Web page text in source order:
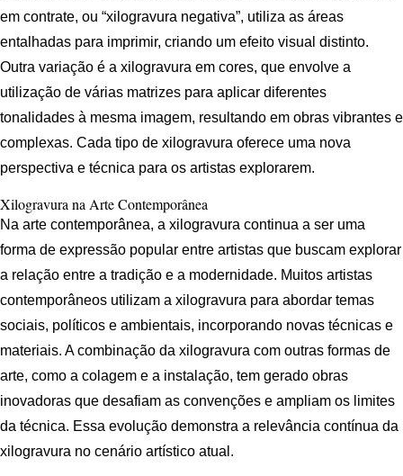
em contrate, ou “xilogravura negativa”, utiliza as áreas
entalhadas para imprimir, criando um efeito visual distinto.
Outra variação é a xilogravura em cores, que envolve a
utilização de várias matrizes para aplicar diferentes
tonalidades à mesma imagem, resultando em obras vibrantes e
complexas. Cada tipo de xilogravura oferece uma nova
perspectiva e técnica para os artistas explorarem.
Xilogravura na Arte Contemporânea
Na arte contemporânea, a xilogravura continua a ser uma
forma de expressão popular entre artistas que buscam explorar
a relação entre a tradição e a modernidade. Muitos artistas
contemporâneos utilizam a xilogravura para abordar temas
sociais, políticos e ambientais, incorporando novas técnicas e
materiais. A combinação da xilogravura com outras formas de
arte, como a colagem e a instalação, tem gerado obras
inovadoras que desafiam as convenções e ampliam os limites
da técnica. Essa evolução demonstra a relevância contínua da
xilogravura no cenário artístico atual.